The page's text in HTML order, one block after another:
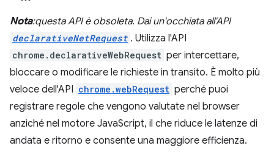
Nota:questa API è obsoleta. Dai un'occhiata all'API
declarativeNetRequest . Utilizza l'API
chrome.declarativeWebRequest per intercettare,
bloccare o modificare le richieste in transito. È molto più
veloce dell'API chrome.webRequest perché puoi
registrare regole che vengono valutate nel browser
anziché nel motore JavaScript, il che riduce le latenze di
andata e ritorno e consente una maggiore efficienza.